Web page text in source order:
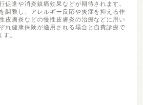
促進や消炎鎮痛効果などが期待されます。
調整し、アレルギー反応や炎症を抑える作
皮膚炎などの慢性皮膚炎の治療などに用い
れ健康保険が適用される場合と自費診療で
。